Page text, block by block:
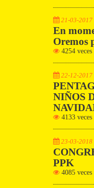
21-03-2017
En
Oremos
4254 veces
22-12-2017
NIÑOS
4133 veces
23-03-2018
PPK
4085 veces